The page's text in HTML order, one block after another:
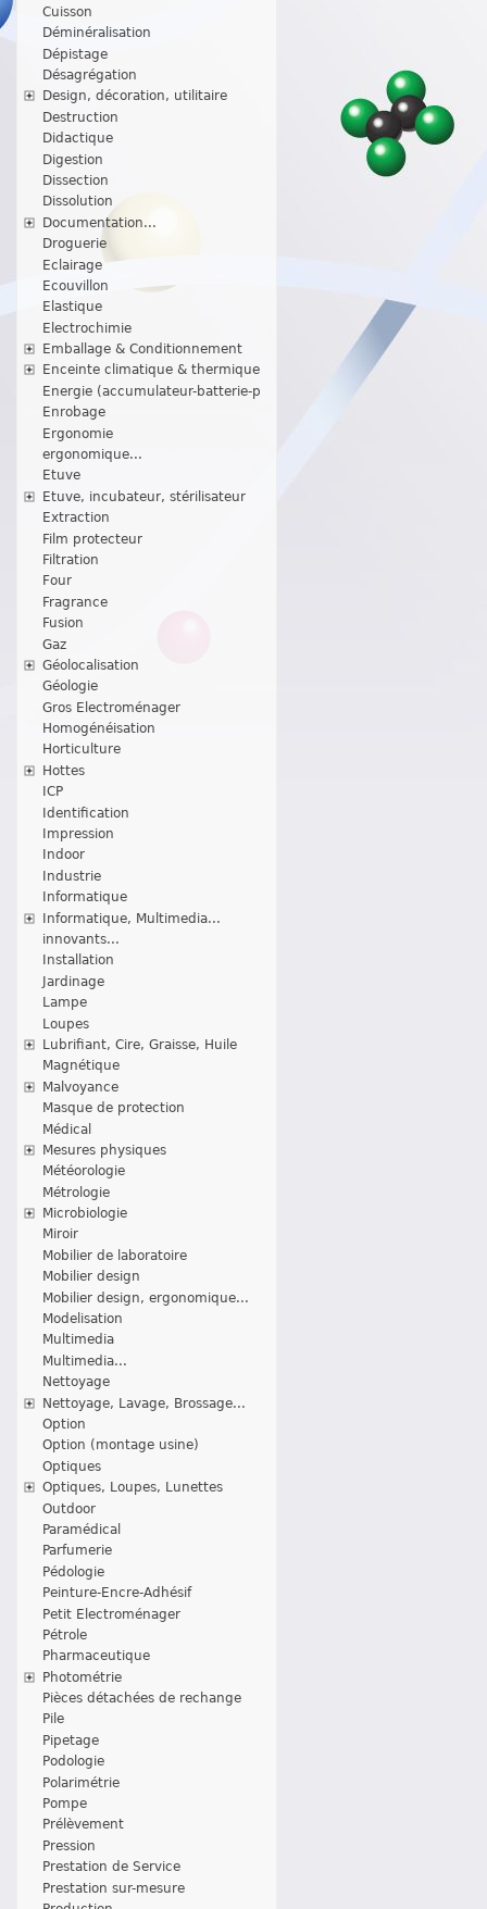
Cuisson
Déminéralisation
Dépistage
Désagrégation
Design, décoration, utilitaire
Destruction
Didactique
Digestion
Dissection
Dissolution
Documentation...
Droguerie
Eclairage
Ecouvillon
Elastique
Electrochimie
Emballage & Conditionnement
Enceinte climatique & thermique
Energie (accumulateur-batterie-p
Enrobage
Ergonomie
ergonomique...
Etuve
Etuve, incubateur, stérilisateur
Extraction
Film protecteur
Filtration
Four
Fragrance
Fusion
Gaz
Géolocalisation
Géologie
Gros Electroménager
Homogénéisation
Horticulture
Hottes
ICP
Identification
Impression
Indoor
Industrie
Informatique
Informatique, Multimedia...
innovants...
Installation
Jardinage
Lampe
Loupes
Lubrifiant, Cire, Graisse, Huile
Magnétique
Malvoyance
Masque de protection
Médical
Mesures physiques
Météorologie
Métrologie
Microbiologie
Miroir
Mobilier de laboratoire
Mobilier design
Mobilier design, ergonomique...
Modelisation
Multimedia
Multimedia...
Nettoyage
Nettoyage, Lavage, Brossage...
Option
Option (montage usine)
Optiques
Optiques, Loupes, Lunettes
Outdoor
Paramédical
Parfumerie
Pédologie
Peinture-Encre-Adhésif
Petit Electroménager
Pétrole
Pharmaceutique
Photométrie
Pièces détachées de rechange
Pile
Pipetage
Podologie
Polarimétrie
Pompe
Prélèvement
Pression
Prestation de Service
Prestation sur-mesure